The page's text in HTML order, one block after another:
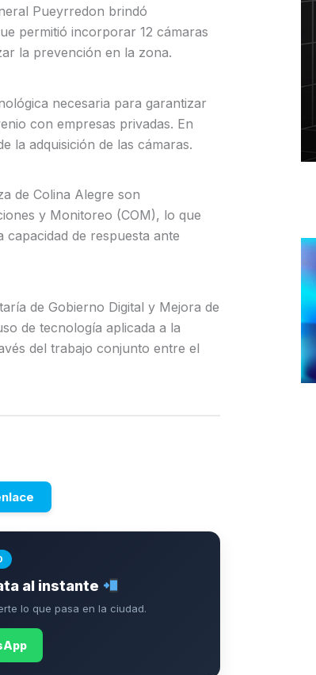
Pueyrredon brindó
permitió incorporar 12 cámaras
la prevención en la zona.
necesaria para garantizar
con empresas privadas. En
la adquisición de las cámaras.
de Colina Alegre son
y Monitoreo (COM), lo que
de respuesta ante
de Gobierno Digital y Mejora de
de tecnología aplicada a la
del trabajo conjunto entre el
al instante
lo que pasa en la ciudad.